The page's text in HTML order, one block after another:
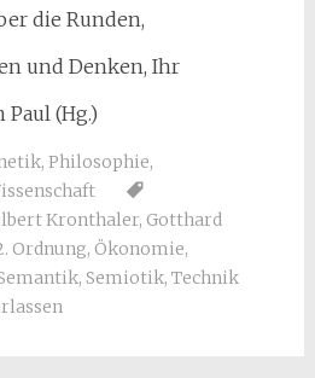
die Runden,
und Denken, Ihr
Paul (Hg.)
, Philosophie,
Kronthaler, Gotthard
Ordnung, Ökonomie,
, Semiotik, Technik